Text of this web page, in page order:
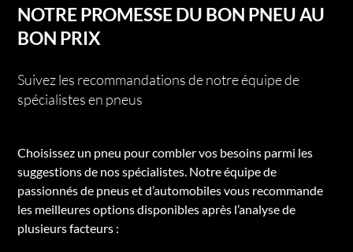
NOTRE PROMESSE DU BON PNEU AU
BON PRIX
Suivez les recommandations de notre équipe de
spécialistes en pneus
Choisissez un pneu pour combler vos besoins parmi les
suggestions de nos spécialistes. Notre équipe de
passionnés de pneus et d’automobiles vous recommande
les meilleures options disponibles après l’analyse de
plusieurs facteurs :